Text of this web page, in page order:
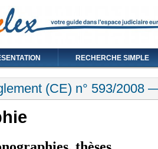
RECHERCHE SIMPLE
(CE) n° 593/2008